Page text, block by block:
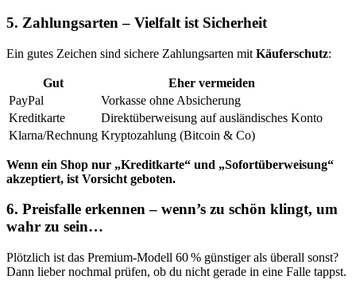
5. Zahlungsarten – Vielfalt ist Sicherheit
Ein gutes Zeichen sind sichere Zahlungsarten mit Käuferschutz:
Gut
Eher vermeiden
PayPal
Vorkasse ohne Absicherung
Kreditkarte
Direktüberweisung auf ausländisches Konto
Klarna/Rechnung Kryptozahlung (Bitcoin & Co)
Wenn ein Shop nur „Kreditkarte“ und „Sofortüberweisung“
akzeptiert, ist Vorsicht geboten.
6. Preisfalle erkennen – wenn’s zu schön klingt, um
wahr zu sein…
Plötzlich ist das Premium-Modell 60 % günstiger als überall sonst?
Dann lieber nochmal prüfen, ob du nicht gerade in eine Falle tappst.